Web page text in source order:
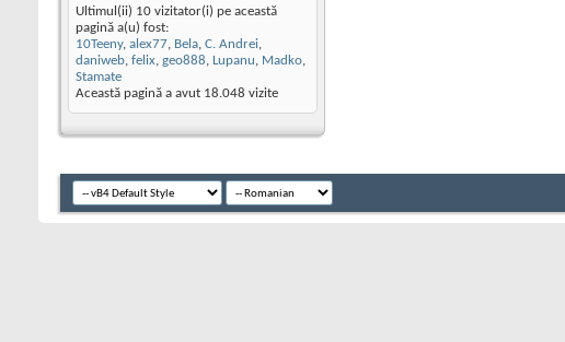
Ultimul(ii) 10 vizitator(i) pe această
pagină a(u) fost:
10Teeny, alex77, Bela, C. Andrei,
daniweb, felix, geo888, Lupanu, Madko,
Stamate
Această pagină a avut 18.048 vizite